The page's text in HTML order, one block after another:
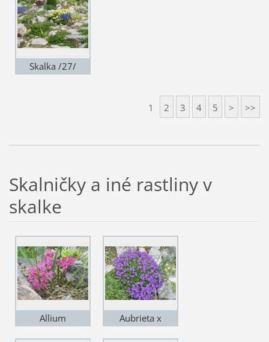
Skalka /27/
1 2 3 4 5 > >>
Skalničky a iné rastliny v
skalke
Allium
Aubrieta x